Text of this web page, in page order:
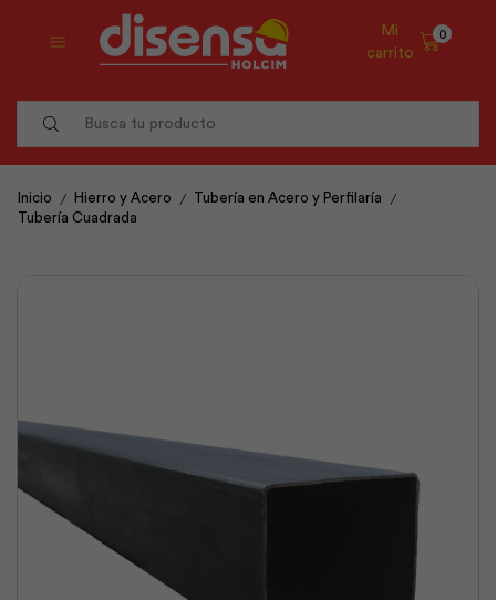
Mi
carrito
0
Inicio / Hierro y Acero / Tubería en Acero y Perfilaría /
Tubería Cuadrada